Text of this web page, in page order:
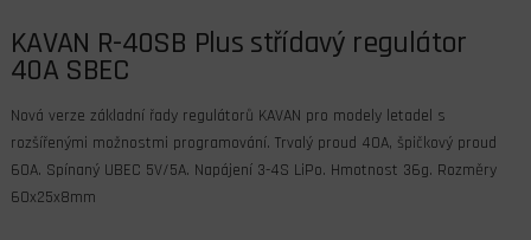
KAVAN R-40SB Plus střídavý regulátor
40A SBEC
Nová verze základní řady regulátorů KAVAN pro modely letadel s
rozšířenými možnostmi programování. Trvalý proud 40A, špičkový proud
60A. Spínaný UBEC 5V/5A. Napájení 3-4S LiPo. Hmotnost 36g. Rozměry
60x25x8mm